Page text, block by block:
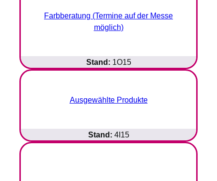
Farbberatung (Termine auf der Messe
möglich)
Stand: 1O15
Ausgewählte Produkte
Stand: 4I15